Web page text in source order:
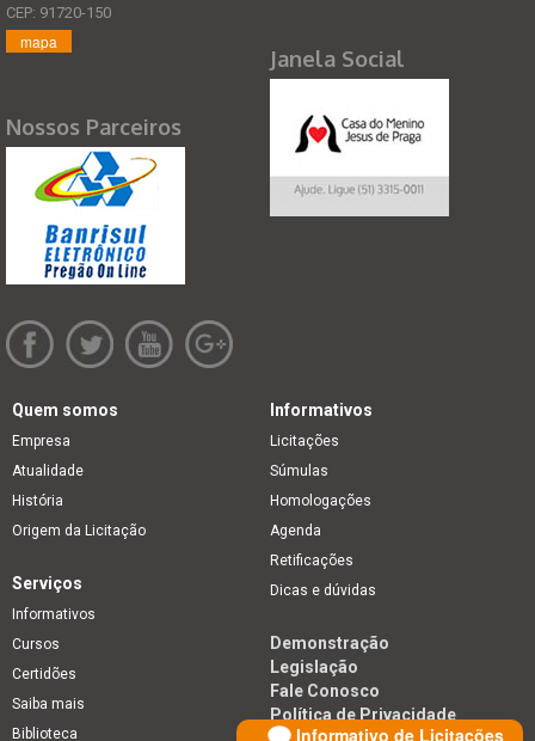
Informativo de Licitações
CEP: 91720-150
mapa
Nossos Parceiros
Janela Social
Quem somos
Empresa
Atualidade
História
Origem da Licitação
Informativos
Licitações
Súmulas
Homologações
Agenda
Retificações
Dicas e dúvidas
Serviços
Informativos
Cursos
Certidões
Saiba mais
Biblioteca
Demonstração
Legislação
Fale Conosco
Política de Privacidade